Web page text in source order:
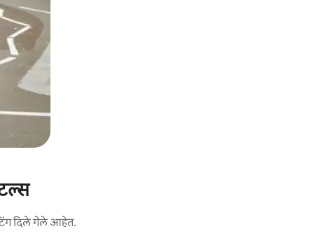
दिले गेले आहेत.